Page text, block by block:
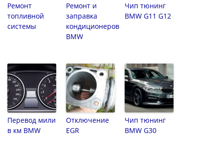
Ремонт
топливной
системы
Ремонт и
заправка
кондиционеров
BMW
Чип тюнинг
BMW G11 G12
Перевод мили
в км BMW
Отключение
EGR
Чип тюнинг
BMW G30